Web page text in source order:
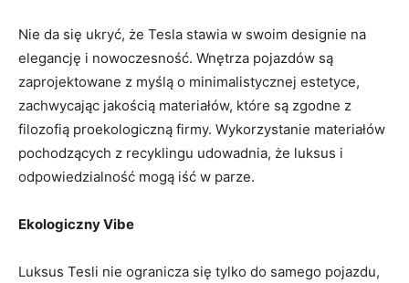
Nie da się ukryć, że Tesla stawia w swoim designie na
elegancję i nowoczesność. Wnętrza pojazdów są
zaprojektowane z myślą o minimalistycznej estetyce,
zachwycając jakością materiałów, które są zgodne z
filozofią proekologiczną firmy. Wykorzystanie materiałów
pochodzących z recyklingu udowadnia, że luksus i
odpowiedzialność mogą iść w parze.
Ekologiczny Vibe
Luksus Tesli nie ogranicza się tylko do samego pojazdu,